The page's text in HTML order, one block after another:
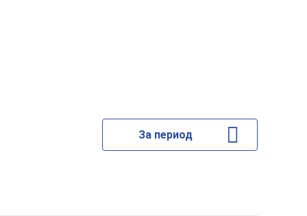
За период